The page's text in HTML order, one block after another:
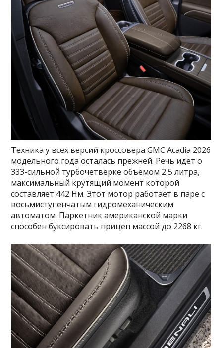
Техника у всех версий кроссовера GMC Acadia 2026
модельного года осталась прежней. Речь идёт о
333-сильной турбочетвёрке объёмом 2,5 литра,
максимальный крутящий момент которой
составляет 442 Нм. Этот мотор работает в паре с
восьмиступенчатым гидромеханическим
автоматом. Паркетник американской марки
способен буксировать прицеп массой до 2268 кг.